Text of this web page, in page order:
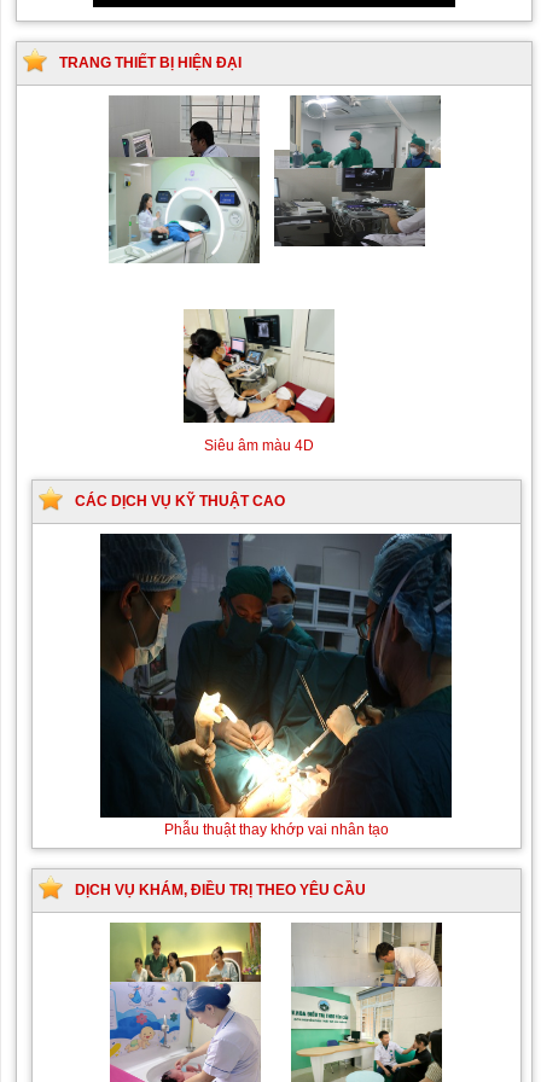
TRANG THIẾT BỊ HIỆN ĐẠI
Máy chụp cộng hưởng từ
MRI
Siêu âm Doppler xuyên
sọ
Máy siêu âm tim
Kỹ thuật chụp mạch máu
não bằng hệ thống chụp
Siêu âm màu 4D
CÁC DỊCH VỤ KỸ THUẬT CAO
Phẫu thuật thay khớp vai nhân tạo
DỊCH VỤ KHÁM, ĐIỀU TRỊ THEO YÊU CẦU
Trung tâm chăm sóc mẹ
bầu và sau sinh
Khám bệnh nhân mắc
các bệnh lý về xương,